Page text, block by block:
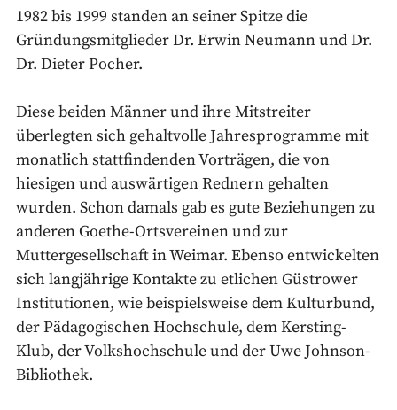
1982 bis 1999 standen an seiner Spitze die
Gründungsmitglieder Dr. Erwin Neumann und Dr.
Dr. Dieter Pocher.
Diese beiden Männer und ihre Mitstreiter
überlegten sich gehaltvolle Jahresprogramme mit
monatlich stattfindenden Vorträgen, die von
hiesigen und auswärtigen Rednern gehalten
wurden. Schon damals gab es gute Beziehungen zu
anderen Goethe-Ortsvereinen und zur
Muttergesellschaft in Weimar. Ebenso entwickelten
sich langjährige Kontakte zu etlichen Güstrower
Institutionen, wie beispielsweise dem Kulturbund,
der Pädagogischen Hochschule, dem Kersting-
Klub, der Volkshochschule und der Uwe Johnson-
Bibliothek.